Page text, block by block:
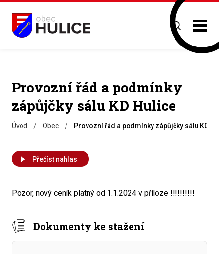
Provozní řád a podmínky
zápůjčky sálu KD Hulice
Úvod / Obec / Provozní řád a podmínky zápůjčky sálu KD
Přečíst nahlas
Pozor, nový ceník platný od 1.1.2024 v příloze !!!!!!!!!!
Dokumenty ke stažení